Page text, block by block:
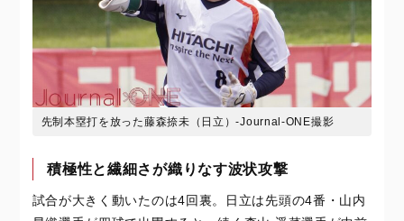
先制本塁打を放った藤森捺未（日立）-Journal-ONE撮影
積極性と繊細さが織りなす波状攻撃
試合が大きく動いたのは4回裏。日立は先頭の4番・山内